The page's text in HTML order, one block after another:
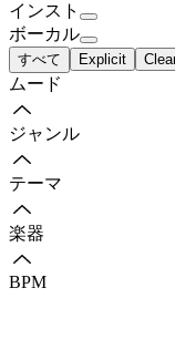
インスト
ボーカル
すべて Explicit
ムード
ジャンル
テーマ
楽器
BPM